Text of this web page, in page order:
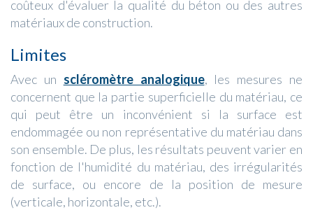
coûteux d'évaluer la qualité du béton ou des autres
matériaux de construction.
Limites
Avec un scléromètre analogique, les mesures ne
concernent que la partie superficielle du matériau, ce
qui peut être un inconvénient si la surface est
endommagée ou non représentative du matériau dans
son ensemble. De plus, les résultats peuvent varier en
fonction de l'humidité du matériau, des irrégularités
de surface, ou encore de la position de mesure
(verticale, horizontale, etc.).